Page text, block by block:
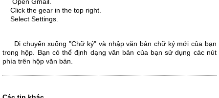
Click the gear in the top right.
Select Settings.
Di chuyển xuống "Chữ ký" và nhập văn bản chữ ký mới của bạn
trong hộp
Bạn có thể định dạng văn bản của bạn sử dụng các nút
phía trên hộp văn bản.